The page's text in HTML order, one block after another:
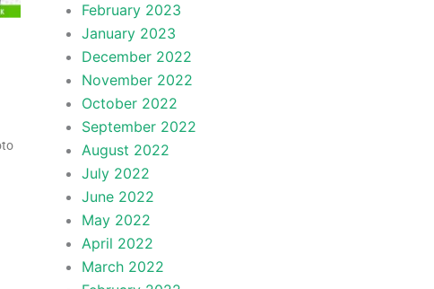
February 2023
January 2023
December 2022
November 2022
October 2022
September 2022
August 2022
July 2022
June 2022
May 2022
April 2022
March 2022